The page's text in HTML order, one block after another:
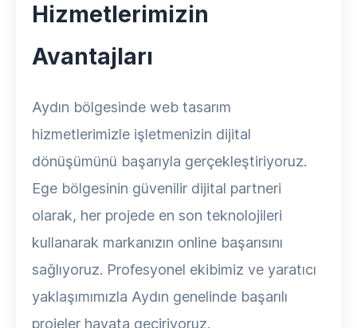
Hizmetlerimizin
Avantajları
Aydın bölgesinde web tasarım
hizmetlerimizle işletmenizin dijital
dönüşümünü başarıyla gerçekleştiriyoruz.
Ege bölgesinin güvenilir dijital partneri
olarak, her projede en son teknolojileri
kullanarak markanızın online başarısını
sağlıyoruz. Profesyonel ekibimiz ve yaratıcı
yaklaşımımızla Aydın genelinde başarılı
projeler hayata geçiriyoruz.